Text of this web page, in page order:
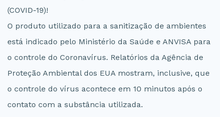
(COVID-19)!
O produto utilizado para a sanitização de ambientes
está indicado pelo Ministério da Saúde e ANVISA para
o controle do Coronavírus. Relatórios da Agência de
Proteção Ambiental dos EUA mostram, inclusive, que
o controle do vírus acontece em 10 minutos após o
contato com a substância utilizada.